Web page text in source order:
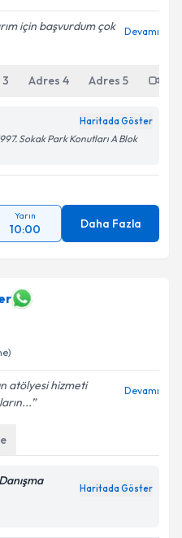
için başvurdum çok
Devamı
3 Adres 4 Adres 5
Haritada Göster
Sokak Park Konutları A Blok
Yarın
10:00 Daha Fazla
atölyesi hizmeti
Devamı
Haritada Göster